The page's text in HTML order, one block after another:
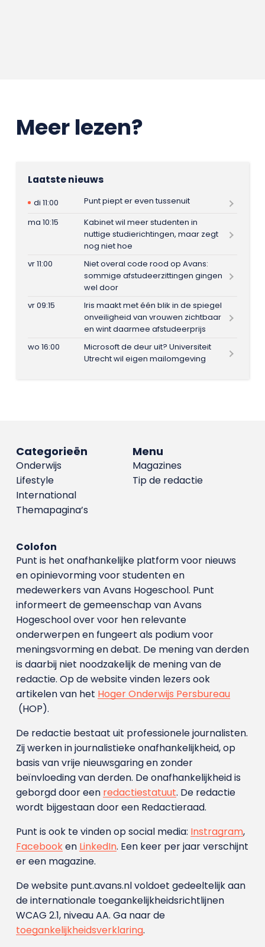
Meer lezen?
Laatste nieuws
di 11:00
Punt piept er even tussenuit
ma 10:15
Kabinet wil meer studenten in
nuttige studierichtingen, maar zegt
nog niet hoe
vr 11:00
Niet overal code rood op Avans:
sommige afstudeerzittingen gingen
wel door
vr 09:15
Iris maakt met één blik in de spiegel
onveiligheid van vrouwen zichtbaar
en wint daarmee afstudeerprijs
wo 16:00
Microsoft de deur uit? Universiteit
Utrecht wil eigen mailomgeving
Menu
Magazines
Tip de redactie
Categorieën
Onderwijs
Lifestyle
International
Themapagina’s
Colofon
Punt is het onafhankelijke platform voor nieuws
en opinievorming voor studenten en
medewerkers van Avans Hoge­school. Punt
informeert de gemeenschap van Avans
Hogeschool over voor hen relevante
onderwerpen en fungeert als podium voor
meningsvorming en debat. De mening van derden
is daarbij niet noodzakelijk de mening van de
redactie. Op de website vinden lezers ook
artikelen van het Hoger Onderwijs Persbureau
(HOP).
De redactie bestaat uit professionele journalisten.
Zij werken in journalistieke onafhankelijkheid, op
basis van vrije nieuwsgaring en zonder
beïnvloeding van derden. De onafhankelijkheid is
geborgd door een redactiestatuut. De redactie
wordt bijgestaan door een Redactieraad.
Punt is ook te vinden op social media: Instragram,
Facebooken LinkedIn. Een keer per jaar verschijnt
er een magazine.
De website punt.avans.nl voldoet gedeeltelijk aan
de internationale toegankelijkheidsrichtlijnen
WCAG 2.1, niveau AA. Ga naar de
toegankelijkheidsverklaring.